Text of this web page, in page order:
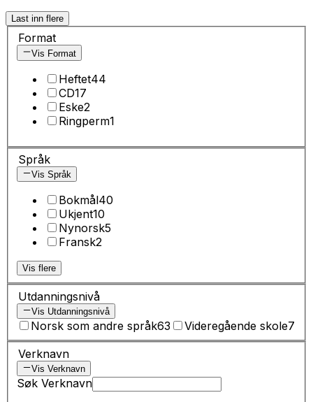
Last inn flere
Format
Vis Format
Heftet44
CD17
Eske2
Ringperm1
Språk
Vis Språk
Bokmål40
Ukjent10
Nynorsk5
Fransk2
Vis flere
Utdanningsnivå
Vis Utdanningsnivå
Norsk som andre språk63 Videregående skole7
Verknavn
Vis Verknavn
Søk Verknavn